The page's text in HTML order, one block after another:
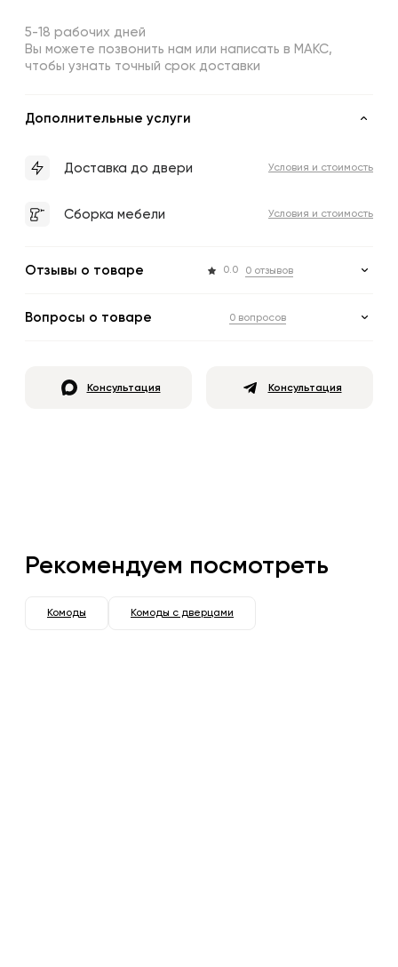
5-18 рабочих дней
Вы можете позвонить нам или написать в МАКС,
чтобы узнать точный срок доставки
Дополнительные услуги
Доставка до двери Условия и стоимость
Сборка мебели Условия и стоимость
Отзывы о товаре 0.0 0 отзывов
Вопросы о товаре 0 вопросов
Консультация Консультация
Рекомендуем посмотреть
Комоды Комоды с дверцами